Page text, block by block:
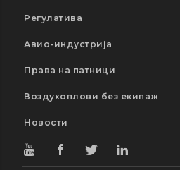
Регулатива
Авио-индустрија
Права на патници
Воздухоплови без екипаж
Новости